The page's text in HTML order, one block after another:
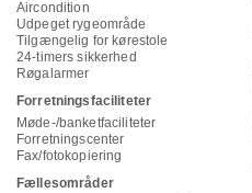
Aircondition
Udpeget rygeområde
Tilgængelig for kørestole
24-timers sikkerhed
Røgalarmer
Forretningsfaciliteter
Møde-/banketfaciliteter
Forretningscenter
Fax/fotokopiering
Fællesområder